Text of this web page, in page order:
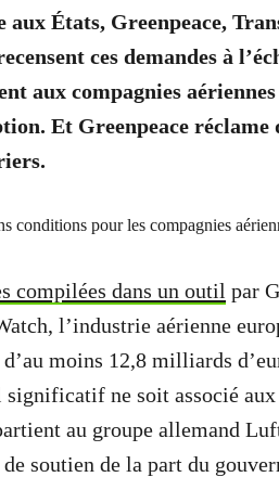
aux États, Greenpeace,
ces demandes à
aux compagnies
Et Greenpeace
compilées dans un outil par
l’industrie aérienne
moins 12,8 milliards
ne soit associé
au groupe allemand
soutien de la part du